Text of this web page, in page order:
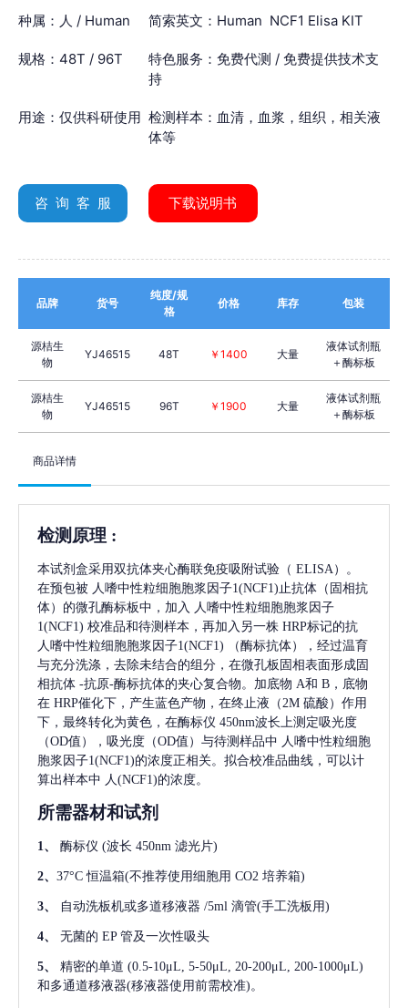
种属：人 / Human 简索英文：Human NCF1 Elisa KIT
规格：48T / 96T
特色服务：免费代测 / 免费提供技术支
持
用途：仅供科研使用 检测样本：血清，血浆，组织，相关液
体等
咨 询 客 服 下载说明书
品牌 货号
纯度/规
格
价格 库存 包装
源桔生
物
YJ46515 48T ￥1400 大量
液体试剂瓶
＋酶标板
源桔生
物
YJ46515 96T ￥1900 大量
液体试剂瓶
＋酶标板
商品详情
检测原理 :
本试剂盒采用双抗体夹心酶联免疫吸附试验（ ELISA）。
在预包被 人嗜中性粒细胞胞浆因子1(NCF1)止抗体（固相抗
体）的微孔酶标板中，加入 人嗜中性粒细胞胞浆因子
1(NCF1) 校准品和待测样本，再加入另一株 HRP标记的抗
人嗜中性粒细胞胞浆因子1(NCF1)
（酶标抗体），经过温育
与充分洗涤，去除未结合的组分，在微孔板固相表面形成固
相抗体 -抗原-酶标抗体的夹心复合物。加底物 A和 B，底物
在 HRP催化下，产生蓝色产物，在终止液（2M 硫酸）作用
下，最终转化为黄色，在酶标仪 450nm波长上测定吸光度
（OD值），吸光度（OD值）与待测样品中 人嗜中性粒细胞
胞浆因子1(NCF1)的浓度正相关。拟合校准品曲线，可以计
算出样本中 人(NCF1)的浓度。
所需器材和试剂
1、 酶标仪 (波长 450nm 滤光片)
2、 37°C 恒温箱(不推荐使用细胞用 CO2 培养箱)
3、 自动洗板机或多道移液器 /5ml 滴管(手工洗板用)
4、 无菌的 EP 管及一次性吸头
5、 精密的单道 (0.5-10μL, 5-50μL, 20-200μL, 200-1000μL)
和多通道移液器(移液器使用前需校准)。